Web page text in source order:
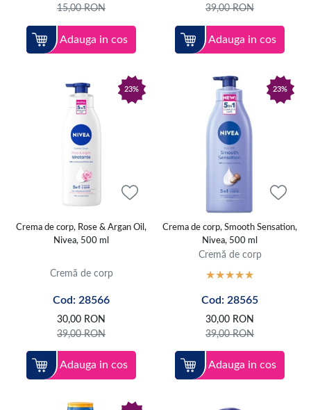
15,00RON
Adauga in cos
39,00RON
Adauga in cos
23%
Crema de corp, Rose & Argan Oil,
Nivea, 500 ml
Cremă de corp
Cod: 28566
30,00 RON
39,00RON
Adauga in cos
23%
Crema de corp, Smooth Sensation,
Nivea, 500 ml
Cremă de corp
Cod: 28565
30,00 RON
39,00RON
Adauga in cos